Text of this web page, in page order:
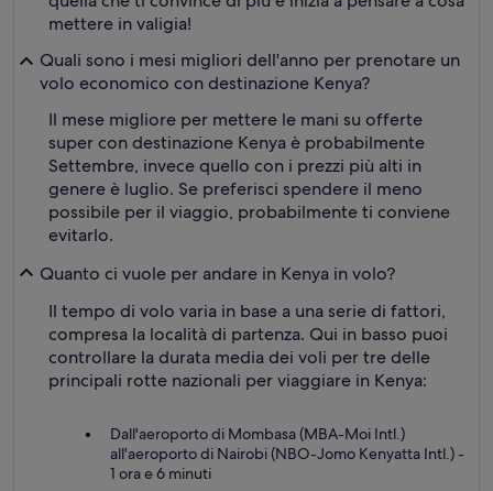
mettere in valigia!
Quali sono i mesi migliori dell'anno per prenotare un
volo economico con destinazione Kenya?
Il mese migliore per mettere le mani su offerte
super con destinazione Kenya è probabilmente
Settembre, invece quello con i prezzi più alti in
genere è luglio. Se preferisci spendere il meno
possibile per il viaggio, probabilmente ti conviene
evitarlo.
Quanto ci vuole per andare in Kenya in volo?
Il tempo di volo varia in base a una serie di fattori,
compresa la località di partenza. Qui in basso puoi
controllare la durata media dei voli per tre delle
principali rotte nazionali per viaggiare in Kenya:
Dall'aeroporto di Mombasa (MBA-Moi Intl.)
all'aeroporto di Nairobi (NBO-Jomo Kenyatta Intl.) -
1 ora e 6 minuti